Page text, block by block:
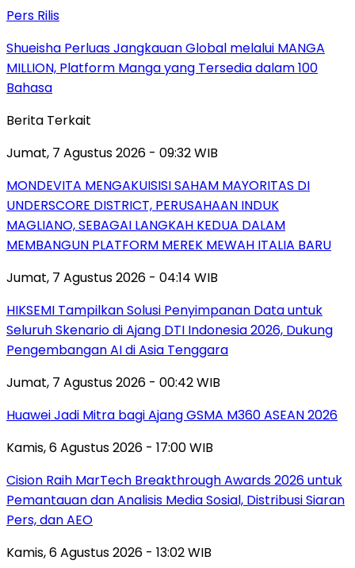
Pers Rilis
Shueisha Perluas Jangkauan Global melalui MANGA
MILLION, Platform Manga yang Tersedia dalam 100
Bahasa
Berita Terkait
Jumat, 7 Agustus 2026 - 09:32 WIB
MONDEVITA MENGAKUISISI SAHAM MAYORITAS DI
UNDERSCORE DISTRICT, PERUSAHAAN INDUK
MAGLIANO, SEBAGAI LANGKAH KEDUA DALAM
MEMBANGUN PLATFORM MEREK MEWAH ITALIA BARU
Jumat, 7 Agustus 2026 - 04:14 WIB
HIKSEMI Tampilkan Solusi Penyimpanan Data untuk
Seluruh Skenario di Ajang DTI Indonesia 2026, Dukung
Pengembangan AI di Asia Tenggara
Jumat, 7 Agustus 2026 - 00:42 WIB
Huawei Jadi Mitra bagi Ajang GSMA M360 ASEAN 2026
Kamis, 6 Agustus 2026 - 17:00 WIB
Cision Raih MarTech Breakthrough Awards 2026 untuk
Pemantauan dan Analisis Media Sosial, Distribusi Siaran
Pers, dan AEO
Kamis, 6 Agustus 2026 - 13:02 WIB